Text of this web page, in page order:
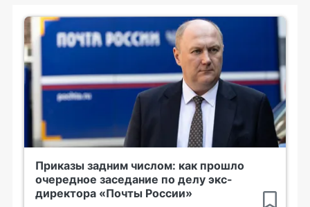
Приказы задним числом: как прошло
очередное заседание по делу экс-
директора «Почты России»